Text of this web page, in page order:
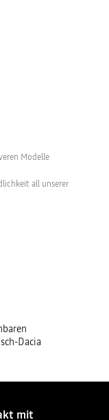
Modelle
all unserer
Dacia
mit